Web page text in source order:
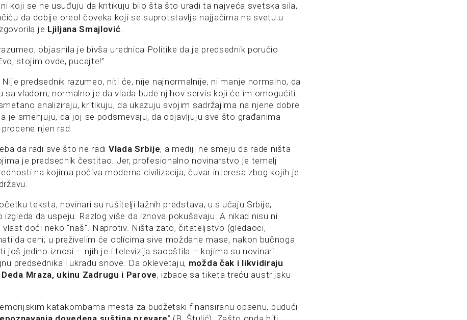
koji se ne usuđuju da kritikuju bilo šta što uradi ta najveća svetska sila,
da dobije oreol čoveka koji se suprotstavlja najjačima na svetu u
je Ljiljana Smajlović.
objasnila je bivša urednica Politike da je predsednik poručio
stojim ovde, pucajte!”
Nije predsednik razumeo, niti će, nije najnormalnije, ni manje normalno, da
sa vladom, normalno je da vlada bude njihov servis koji će im omogućiti
analiziraju, kritikuju, da ukazuju svojim sadržajima na njene dobre
je smenjuju, da joj se podsmevaju, da objavljuju sve što građanima
njen rad.
da radi sve što ne radi Vlada Srbije, a mediji ne smeju da rade ništa
je predsednik čestitao. Jer, profesionalno novinarstvo je temelj
na kojima počiva moderna civilizacija, čuvar interesa zbog kojih je
teksta, novinari su rušitelji lažnih predstava, u slučaju Srbije,
izgleda da uspeju. Razlog više da iznova pokušavaju. A nikad nisu ni
vlast doći neko “naš”. Naprotiv. Ništa zato, čitateljstvo (gledaoci,
da ceni; u preživelim će oblicima sive moždane mase, nakon bučnoga
još jedino iznosi – njih je i televizija saopštila – kojima su novinari
predsednika i ukradu snove. Da oklevetaju, možda čak i likvidiraju
Mraza, ukinu Zadrugu i Parove, izbace sa tiketa treću austrijsku
katakombama mesta za budžetski finansiranu opsenu, budući